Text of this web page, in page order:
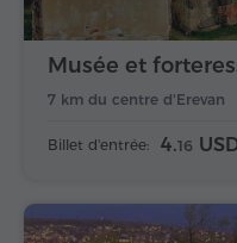
7 km du centre d'Erevan
Musée et
Billet d'entrée: 4.16